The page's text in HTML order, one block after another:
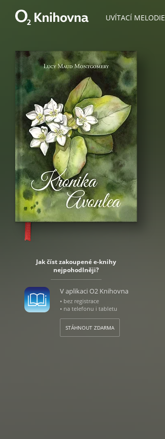
UVÍTACÍ MELODIE
Jak číst zakoupené e-knihy
nejpohodlněji?
V aplikaci O2 Knihovna
• bez registrace
• na telefonu i tabletu
STÁHNOUT ZDARMA